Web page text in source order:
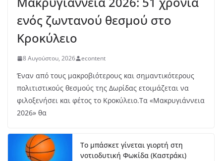
ενός ζωντανού θεσμού στο
Κροκύλειο
8 Αυγούστου, 2026 econtent
Έναν από τους μακροβιότερους και σημαντικότερους
πολιτιστικούς θεσμούς της Δωρίδας ετοιμάζεται να
φιλοξενήσει και φέτος το Κροκύλειο.Τα «Μακρυγιάννεια
2026» θα
Το μπάσκετ γίνεται γιορτή στη
νοτιοδυτική Φωκίδα (Καστράκι)